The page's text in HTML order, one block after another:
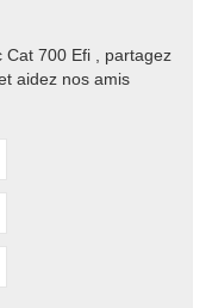
Cat 700 Efi , partagez
aidez nos amis